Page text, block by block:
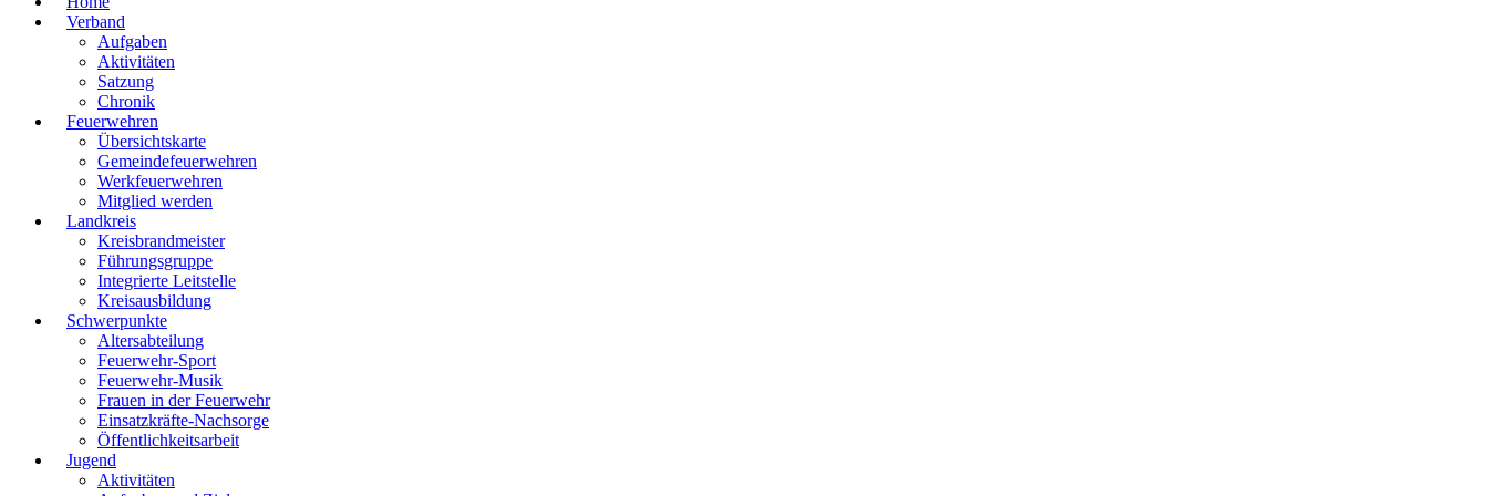
Verband
Aufgaben
Aktivitäten
Satzung
Chronik
Feuerwehren
Übersichtskarte
Gemeindefeuerwehren
Werkfeuerwehren
Mitglied werden
Landkreis
Kreisbrandmeister
Führungsgruppe
Integrierte Leitstelle
Kreisausbildung
Schwerpunkte
Altersabteilung
Feuerwehr-Sport
Feuerwehr-Musik
Frauen in der Feuerwehr
Einsatzkräfte-Nachsorge
Öffentlichkeitsarbeit
Jugend
Aktivitäten